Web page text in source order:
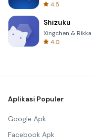
4.5
Shizuku
Xingchen & Rikka
4.0
Aplikasi Populer
Google Apk
Facebook Apk